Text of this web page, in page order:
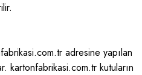
adresine yapılan
kartonfabrikasi.com.tr kutuların